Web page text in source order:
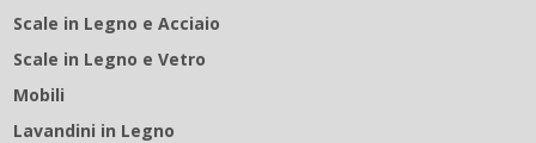
Scale in Legno e Acciaio
Scale in Legno e Vetro
Mobili
Lavandini in Legno